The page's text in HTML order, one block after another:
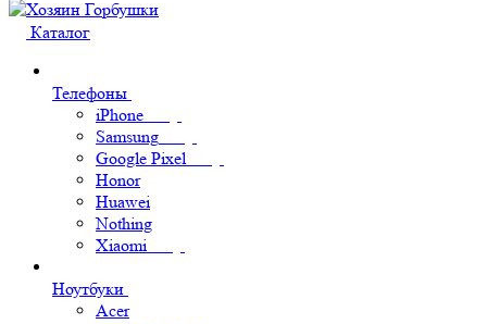
Каталог
Телефоны
iPhone
Samsung
Google Pixel
Honor
Huawei
Nothing
Xiaomi
Ноутбуки
Acer